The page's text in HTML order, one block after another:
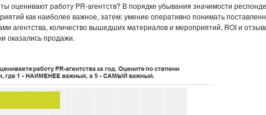
оценивают работу PR-агентств? В порядке убывания значимости
как наиболее важное, затем: умение оперативно понимать
агентства, количество вышедших материалов и мероприятий, ROI и
оказались продажи.